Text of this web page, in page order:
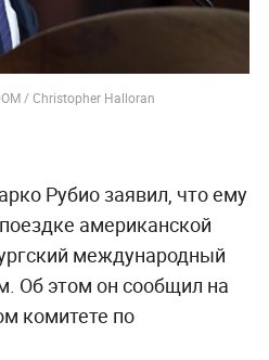
/ Christopher Halloran
Рубио заявил, что ему
американской
международный
Об этом он сообщил на
комитете по